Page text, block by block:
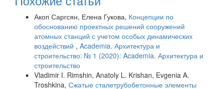
Акоп Саргсян, Елена Гукова, Концепции по
обоснованию проектных решений сооружений
атомных станций с учетом особых динамических
воздействий , Academia. Архитектура и
строительство: № 1 (2020): Academia. Архитектура и
строительство
Vladimir I. Rimshin, Anatoly L. Krishan, Evgenia A.
Troshkina, Сжатые сталетрубобетонные элементы